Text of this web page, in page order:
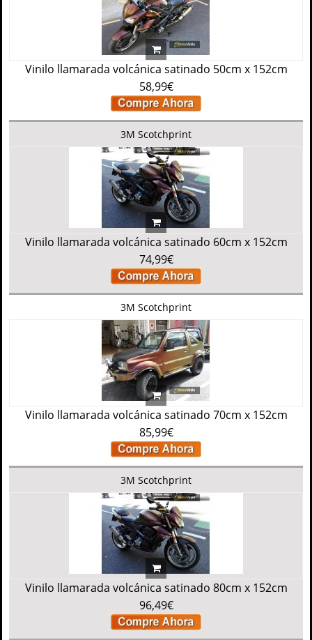
Vinilo llamarada volcánica satinado 50cm x 152cm
58,99€
3M Scotchprint
Vinilo llamarada volcánica satinado 60cm x 152cm
74,99€
3M Scotchprint
Vinilo llamarada volcánica satinado 70cm x 152cm
85,99€
3M Scotchprint
Vinilo llamarada volcánica satinado 80cm x 152cm
96,49€